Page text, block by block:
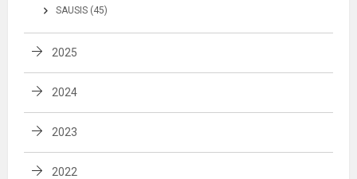
SAUSIS (45)
2025
2024
2023
2022